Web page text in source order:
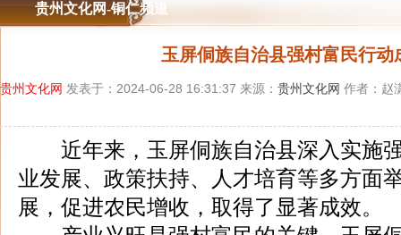
贵州文化网-铜仁频道
玉屏侗族自治县强村富民行动
贵州文化网 发表于：2024-06-28 16:31:37 来源： 贵州文化网 作者：赵
近年来，玉屏侗族自治县深入实施
业发展、政策扶持、人才培育等多方面
展，促进农民增收，取得了显著成效。